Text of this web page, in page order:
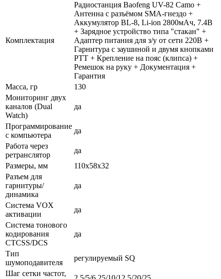
Комплектация
Радиостанция Baofeng UV-82 Camo +
Антенна с разъёмом SMA-гнездо +
Аккумулятор BL-8, Li-ion 2800мАч, 7.4В
+ Зарядное устройство типа "стакан" +
Адаптер питания для з/у от сети 220В +
Гарнитура с заушиной и двумя кнопками
PTT + Крепление на пояс (клипса) +
Ремешок на руку + Документация +
Гарантия
Масса, гр
130
Мониторинг двух
каналов (Dual
Watch)
да
Программирование
с компьютера
да
Работа через
ретранслятор
да
Размеры, мм
110x58x32
Разъем для
гарнитуры/
динамика
да
Система VOX
активации
да
Система тонового
кодирования
CTCSS/DCS
да
Тип
шумоподавителя
регулируемый SQ
Шаг сетки частот,